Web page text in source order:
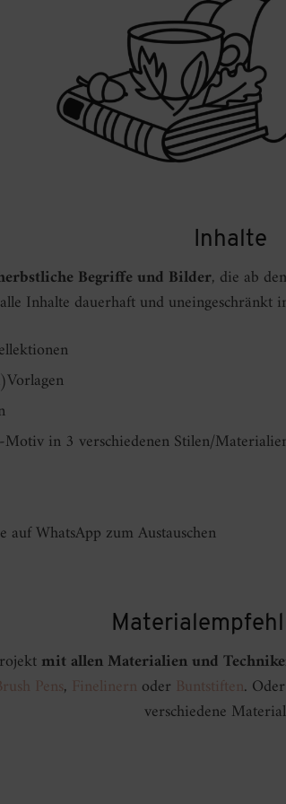
Inhalte
Begriffe und Bilder, die ab
Inhalte dauerhaft und
in 3 verschiedenen Stilen/
auf WhatsApp zum Austauschen
mit allen Materialien und
Pens, Finelinern oder Buntstiften.
verschiedene